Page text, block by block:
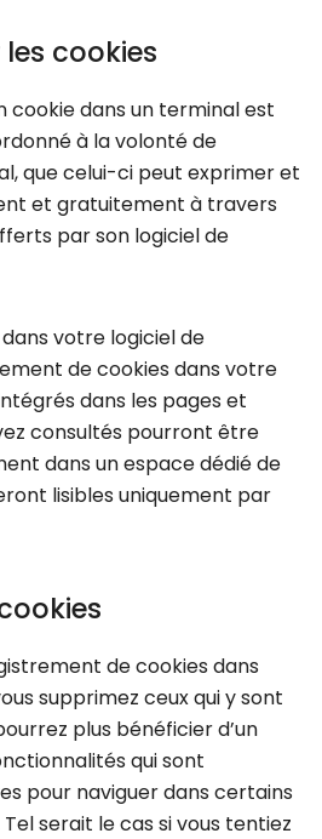
les cookies
cookie dans un terminal est
à la volonté de
que celui-ci peut exprimer et
et gratuitement à travers
par son logiciel de
votre logiciel de
de cookies dans votre
dans les pages et
consultés pourront être
dans un espace dédié de
lisibles uniquement par
de cookies dans
supprimez ceux qui y sont
plus bénéficier d’un
qui sont
pour naviguer dans certains
serait le cas si vous tentiez